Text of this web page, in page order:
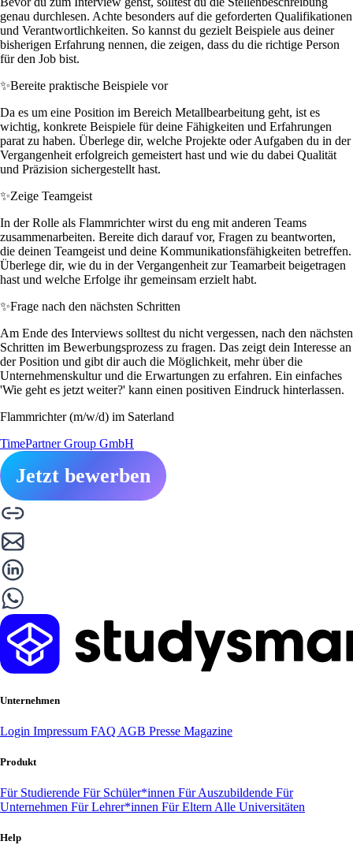
genau durchlesen. Achte besonders auf die geforderten Qualifikationen
und Verantwortlichkeiten. So kannst du gezielt Beispiele aus deiner
bisherigen Erfahrung nennen, die zeigen, dass du die richtige Person
für den Job bist.
✨Bereite praktische Beispiele vor
Da es um eine Position im Bereich Metallbearbeitung geht, ist es
wichtig, konkrete Beispiele für deine Fähigkeiten und Erfahrungen
parat zu haben. Überlege dir, welche Projekte oder Aufgaben du in der
Vergangenheit erfolgreich gemeistert hast und wie du dabei Qualität
und Präzision sichergestellt hast.
✨Zeige Teamgeist
In der Rolle als Flammrichter wirst du eng mit anderen Teams
zusammenarbeiten. Bereite dich darauf vor, Fragen zu beantworten,
die deinen Teamgeist und deine Kommunikationsfähigkeiten betreffen.
Überlege dir, wie du in der Vergangenheit zur Teamarbeit beigetragen
hast und welche Erfolge ihr gemeinsam erzielt habt.
✨Frage nach den nächsten Schritten
Am Ende des Interviews solltest du nicht vergessen, nach den nächsten
Schritten im Bewerbungsprozess zu fragen. Das zeigt dein Interesse an
der Position und gibt dir auch die Möglichkeit, mehr über die
Unternehmenskultur und die Erwartungen zu erfahren. Ein einfaches
'Wie geht es jetzt weiter?' kann einen positiven Eindruck hinterlassen.
Flammrichter (m/w/d) im Saterland
TimePartner Group GmbH
Jetzt bewerben
Unternehmen
Login Impressum FAQ AGB Presse Magazine
Produkt
Für Studierende Für Schüler*innen Für Auszubildende Für
Unternehmen Für Lehrer*innen Für Eltern Alle Universitäten
Help